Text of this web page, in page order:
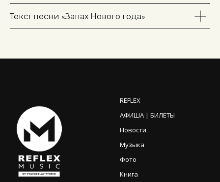
Текст песни «Запах Нового года»
REFLEX
АФИША | БИЛЕТЫ
Новости
Музыка
Фото
Книга